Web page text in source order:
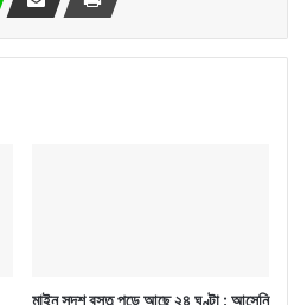
মাইন সদৃশ বস্তু পড়ে আছে ২৪ ঘণ্টা : আসেনি